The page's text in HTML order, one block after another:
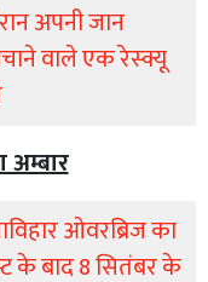
अपनी जान
वाले एक रेस्क्यू
ओवरब्रिज का
के बाद 8 सितंबर के